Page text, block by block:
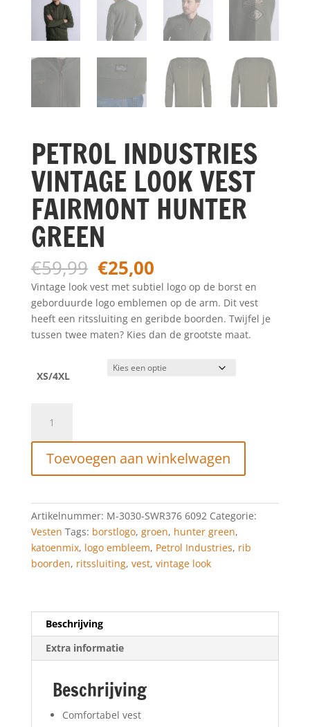
PETROL INDUSTRIES
VINTAGE LOOK VEST
FAIRMONT HUNTER
GREEN
€59,99 Oorspronkelijke
prijs
was:
€59,99.
€25,00Huidige
prijs
is:
€25,00.
Vintage look vest met subtiel logo op de borst en
geborduurde logo emblemen op de arm. Dit vest
heeft een ritssluiting en geribde boorden. Twijfel je
tussen twee maten? Kies dan de grootste maat.
XS/4XL
INDUSTRIES
VINTAGE
LOOK
VEST
HUNTER
GREEN
aantal
Toevoegen aan winkelwagen
Artikelnummer: M-3030-SWR376 6092 Categorie:
Vesten Tags: borstlogo, groen, hunter green,
katoenmix, logo embleem, Petrol Industries, rib
boorden, ritssluiting, vest, vintage look
Beschrijving
Extra informatie
Beschrijving
Comfortabel vest